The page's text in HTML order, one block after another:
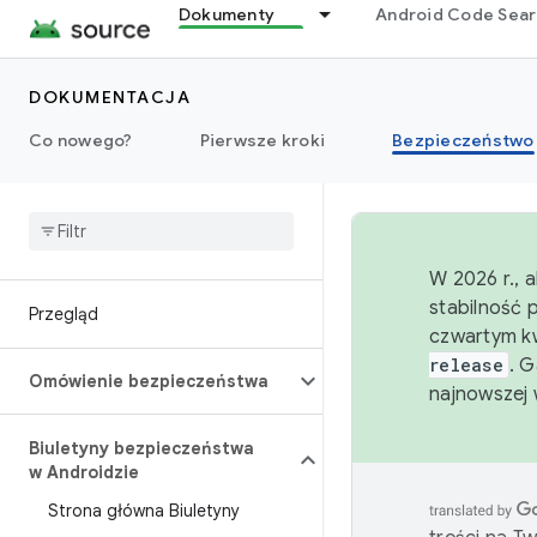
Dokumenty Android Code
DOKUMENTACJA
Co nowego?
Pierwsze kroki Bezpieczeństwo
Przegląd
Omówienie bezpieczeństwa
Biuletyny bezpieczeństwa
w Androidzie
Strona główna Biuletyny
W 2026 r.,
stabilność
czwartym
release .
najnowszej